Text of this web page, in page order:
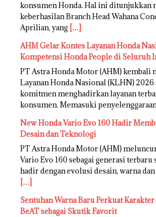
konsumen Honda. Hal ini ditunjukkan
keberhasilan Branch Head Wahana
Aprilian, yang […]
AHM Gelar Kontes Layanan Honda
Kompetensi Honda People di Seluruh
PT Astra Honda Motor (AHM) kembali
Layanan Honda Nasional (KLHN) 2026
komitmen menghadirkan layanan
konsumen. Memasuki
New Honda Vario Evo 160 Hadir
Desain dan Teknologi
PT Astra Honda Motor (AHM)
Vario Evo 160 sebagai generasi terbaru
hadir dengan evolusi desain, warna
[…]
Sentuhan Warna Baru Perkuat
BeAT sebagai Skutik Favorit